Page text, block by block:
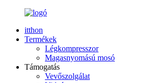
itthon
Termékek
Légkompresszor
Magasnyomású mosó
Támogatás
Vevőszolgálat